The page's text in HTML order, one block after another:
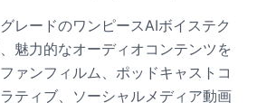
レードのワンピースAIボイステク
魅力的なオーディオコンテンツを
ァンフィルム、ポッドキャストコ
ティブ、ソーシャルメディア動画